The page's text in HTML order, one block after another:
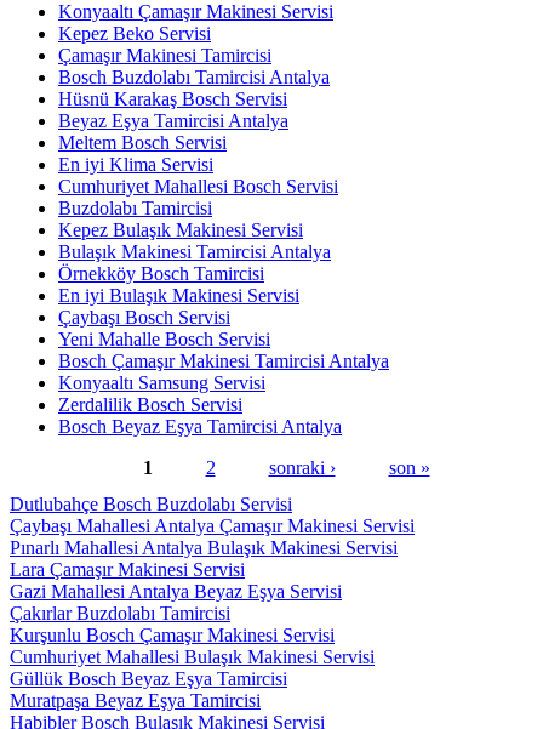
Konyaaltı Çamaşır Makinesi Servisi
Kepez Beko Servisi
Çamaşır Makinesi Tamircisi
Bosch Buzdolabı Tamircisi Antalya
Hüsnü Karakaş Bosch Servisi
Beyaz Eşya Tamircisi Antalya
Meltem Bosch Servisi
En iyi Klima Servisi
Cumhuriyet Mahallesi Bosch Servisi
Buzdolabı Tamircisi
Kepez Bulaşık Makinesi Servisi
Bulaşık Makinesi Tamircisi Antalya
Örnekköy Bosch Tamircisi
En iyi Bulaşık Makinesi Servisi
Çaybaşı Bosch Servisi
Yeni Mahalle Bosch Servisi
Bosch Çamaşır Makinesi Tamircisi Antalya
Konyaaltı Samsung Servisi
Zerdalilik Bosch Servisi
Bosch Beyaz Eşya Tamircisi Antalya
Sayfalar
1 2 sonraki ›
son »
Dutlubahçe Bosch Buzdolabı Servisi
Çaybaşı Mahallesi Antalya Çamaşır Makinesi Servisi
Pınarlı Mahallesi Antalya Bulaşık Makinesi Servisi
Lara Çamaşır Makinesi Servisi
Gazi Mahallesi Antalya Beyaz Eşya Servisi
Çakırlar Buzdolabı Tamircisi
Kurşunlu Bosch Çamaşır Makinesi Servisi
Cumhuriyet Mahallesi Bulaşık Makinesi Servisi
Güllük Bosch Beyaz Eşya Tamircisi
Muratpaşa Beyaz Eşya Tamircisi
Habibler Bosch Bulaşık Makinesi Servisi